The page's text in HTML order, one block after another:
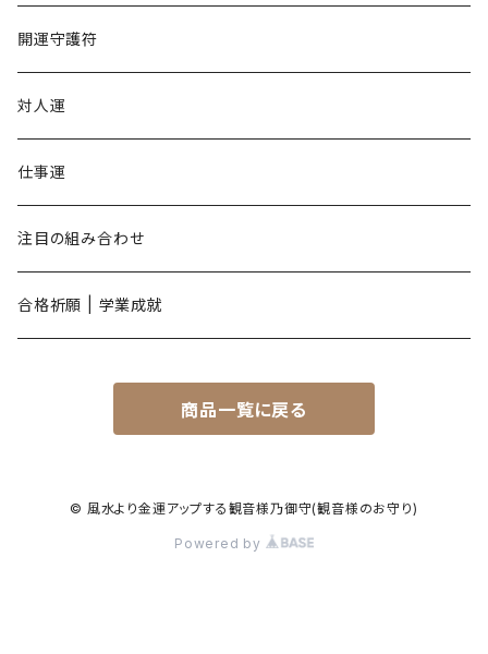
未年
申年
酉年
戌年
亥年
開運守護符
対人運
仕事運
注目の組み合わせ
合格祈願 | 学業成就
商品一覧に戻る
© 風水より金運アップする観音様乃御守(観音様のお守り)
Powered by